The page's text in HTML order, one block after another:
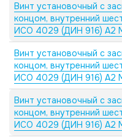
Винт установочный с
концом, внутренний
ИСО 4029 (ДИН 916) А2
Винт установочный с
концом, внутренний
ИСО 4029 (ДИН 916) А2
Винт установочный с
концом, внутренний
ИСО 4029 (ДИН 916) А2